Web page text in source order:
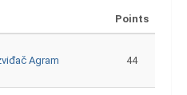
Points
Agram 44